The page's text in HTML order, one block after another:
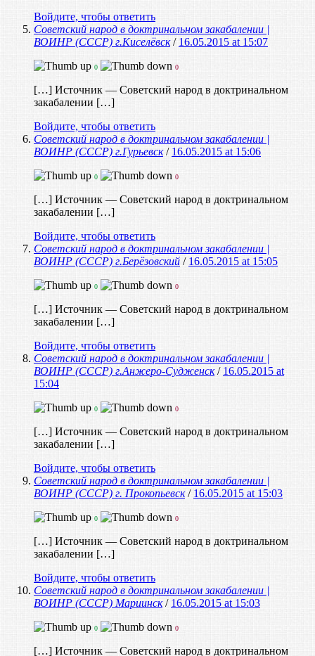
Войдите, чтобы ответить
Советский народ в доктринальном закабалении |
ВОИНР (СССР) г.Киселёвск/ 16.05.2015 at 15:07
0 0
[…] Источник — Советский народ в доктринальном
закабалении […]
Войдите, чтобы ответить
Советский народ в доктринальном закабалении |
ВОИНР (СССР) г.Гурьевск/ 16.05.2015 at 15:06
0 0
[…] Источник — Советский народ в доктринальном
закабалении […]
Войдите, чтобы ответить
Советский народ в доктринальном закабалении |
ВОИНР (СССР) г.Берёзовский / 16.05.2015 at 15:05
0 0
[…] Источник — Советский народ в доктринальном
закабалении […]
Войдите, чтобы ответить
Советский народ в доктринальном закабалении |
ВОИНР (СССР) г.Анжеро-Судженск/ 16.05.2015 at
15:04
0 0
[…] Источник — Советский народ в доктринальном
закабалении […]
Войдите, чтобы ответить
Советский народ в доктринальном закабалении |
ВОИНР (СССР) г. Прокопьевск/ 16.05.2015 at 15:03
0 0
[…] Источник — Советский народ в доктринальном
закабалении […]
Войдите, чтобы ответить
Советский народ в доктринальном закабалении |
ВОИНР (СССР) Мариинск/ 16.05.2015 at 15:03
0 0
[…] Источник — Советский народ в доктринальном